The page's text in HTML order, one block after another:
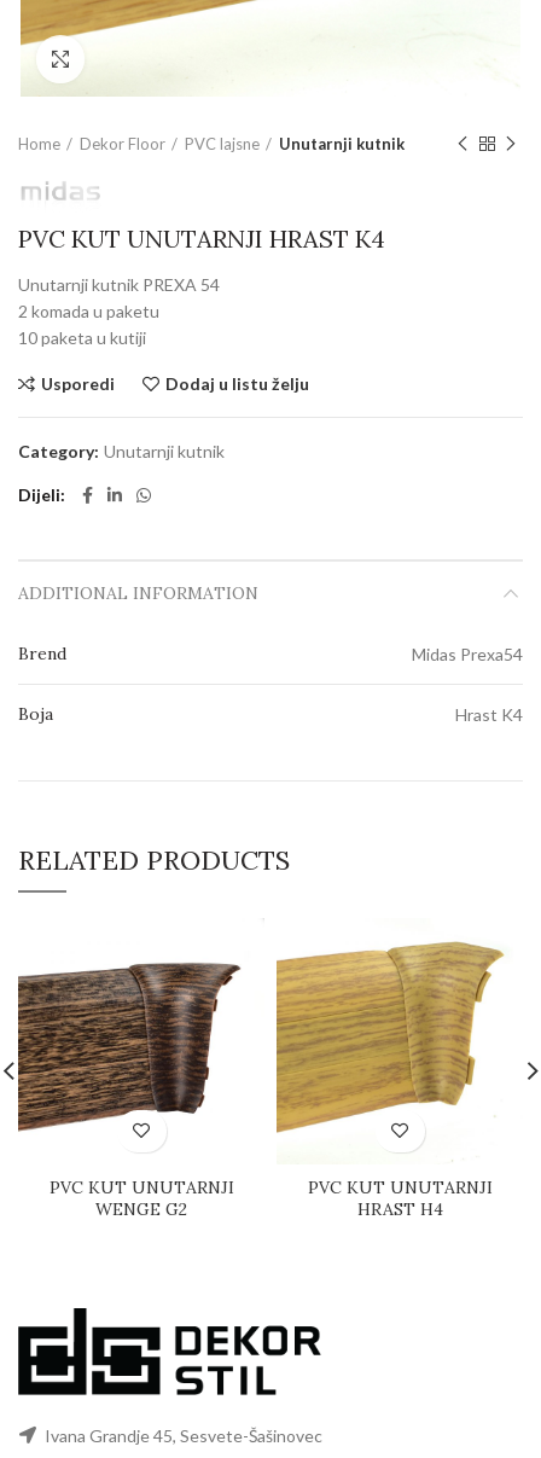
Home Dekor Floor PVC lajsne Unutarnji kutnik
PVC KUT UNUTARNJI HRAST K4
Unutarnji kutnik PREXA 54
2 komada u paketu
10 paketa u kutiji
Usporedi Dodaj u listu želju
Category: Unutarnji kutnik
Dijeli
ADDITIONAL INFORMATION
Brend Midas Prexa54
Boja Hrast K4
RELATED PRODUCTS
PVC KUT UNUTARNJI
WENGE G2
PVC KUT UNUTARNJI
HRAST H4
Ivana Grandje 45, Sesvete-Šašinovec